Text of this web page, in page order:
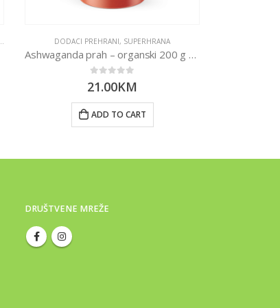
DODACI PREHRANI, SUPERHRANA
Ashwaganda prah – organski 200 g Nutrigold
0 out of 5
21.00KM
ADD TO CART
DRUŠTVENE MREŽE